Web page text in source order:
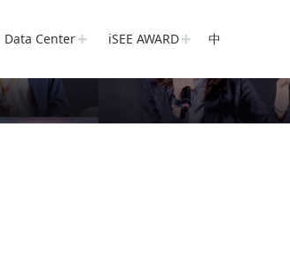
Data Center iSEE AWARD 中